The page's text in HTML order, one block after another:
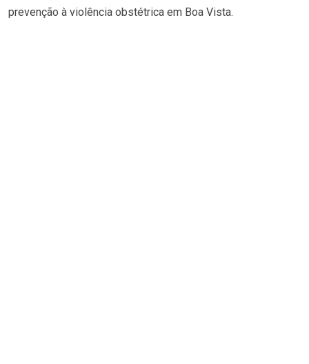
prevenção à violência obstétrica em Boa Vista.